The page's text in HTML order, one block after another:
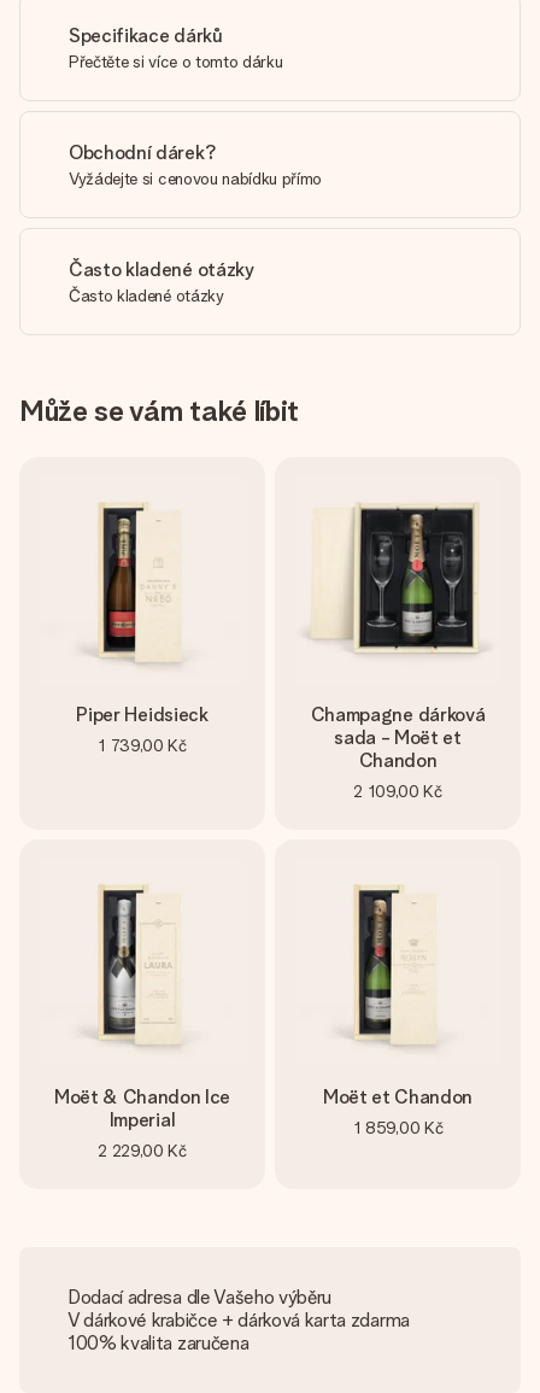
Specifikace dárků
Přečtěte si více o tomto dárku
Obchodní dárek?
Vyžádejte si cenovou nabídku přímo
Často kladené otázky
Často kladené otázky
Může se vám také líbit
Piper Heidsieck
1 739,00 Kč
Champagne dárková
sada - Moët et
Chandon
2 109,00 Kč
Moët & Chandon Ice
Imperial
2 229,00 Kč
Moët et Chandon
1 859,00 Kč
Dodací adresa dle Vašeho výběru
V dárkové krabičce + dárková karta zdarma
100% kvalita zaručena